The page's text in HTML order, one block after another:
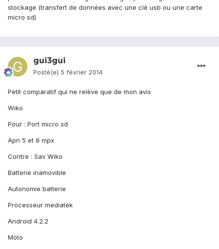
stockage (transfert de données avec une clé usb ou une carte
micro sd)
gui3gui
Posté(e) 5 février 2014
Petit comparatif qui ne relève que de mon avis
Wiko
Pour : Port micro sd
Apn 5 et 8 mpx
Contre : Sav Wiko
Batterie inamovible
Autonomie batterie
Processeur mediatek
Android 4.2.2
Moto